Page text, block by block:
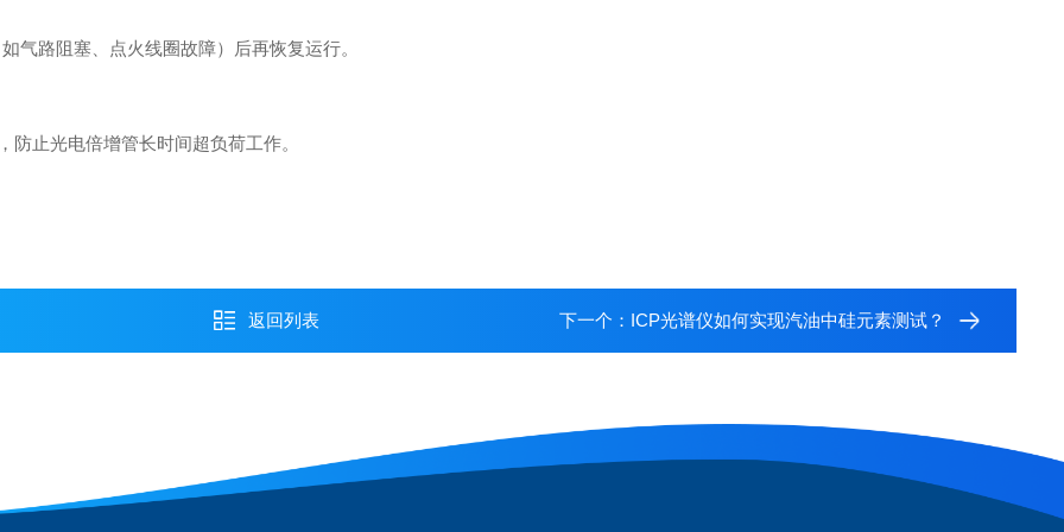
路阻塞、点火线圈故障）后再恢复运行。
止光电倍增管长时间超负荷工作。
返回列表 下一个： ICP光谱仪如何实现汽油中硅元素测试？